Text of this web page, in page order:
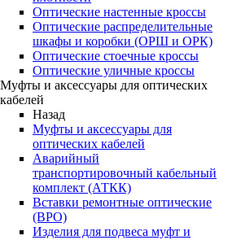
Оптические настенные кроссы
Оптические распределительные
шкафы и коробки (ОРШ и ОРК)
Оптические стоечные кроссы
Оптические уличные кроссы
Муфты и аксессуары для оптических
кабелей
Назад
Муфты и аксессуары для
оптических кабелей
Аварийный
транспортировочный кабельный
комплект (АТКК)
Вставки ремонтные оптические
(ВРО)
Изделия для подвеса муфт и